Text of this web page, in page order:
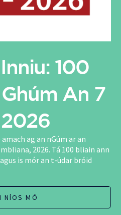
100
An 7
ag an nGúm ar an
2026. Tá 100 bliain ann
is mór an t-údar bróid
NÍOS MÓ